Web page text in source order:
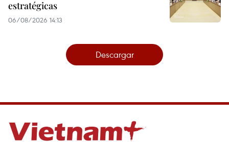
estratégicas
06/08/2026 14:13
Descargar